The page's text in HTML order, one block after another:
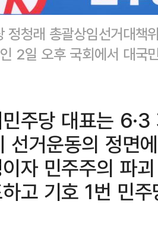
정청래 총괄상임선거대책
2일 오후 국회에서 대국
주당 대표는
선거운동의 정면
자 민주주의 파
고 기호 1번 민